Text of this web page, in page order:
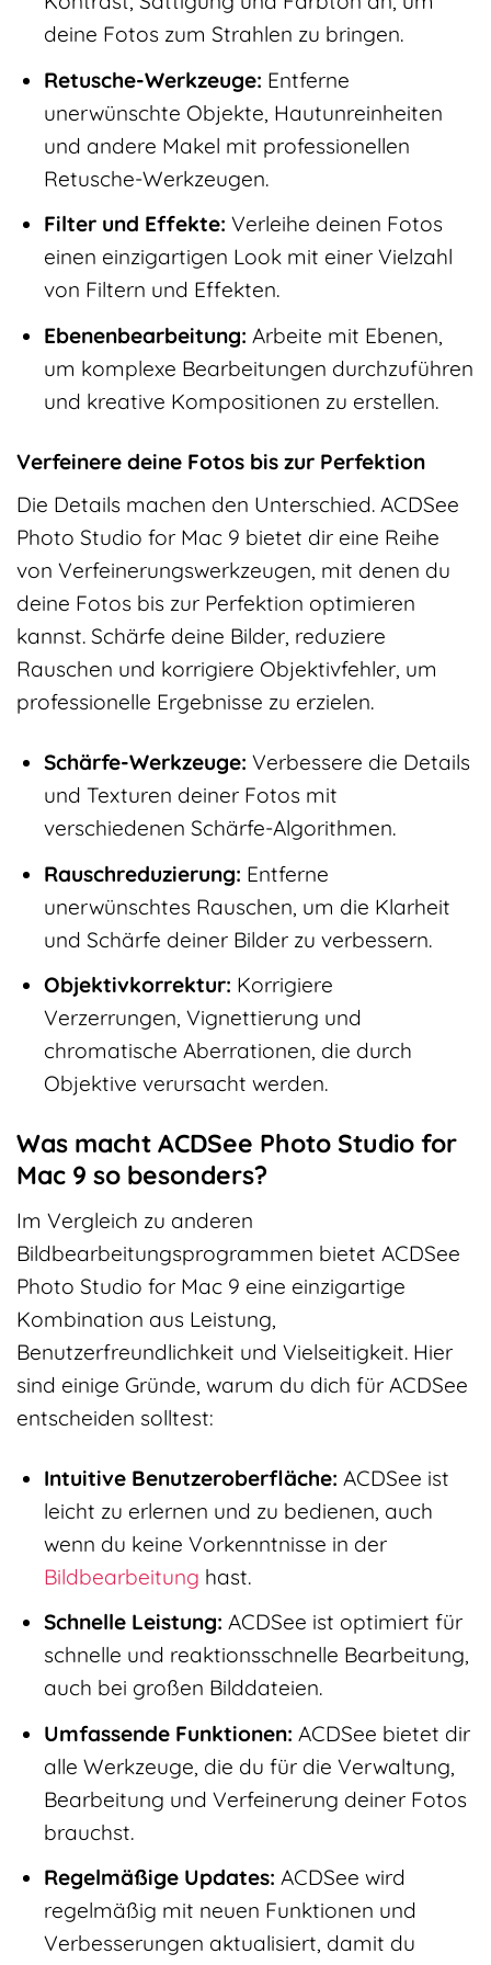
deine Fotos zum Strahlen zu bringen.
Retusche-Werkzeuge: Entferne
unerwünschte Objekte, Hautunreinheiten
und andere Makel mit professionellen
Retusche-Werkzeugen.
Filter und Effekte: Verleihe deinen Fotos
einen einzigartigen Look mit einer Vielzahl
von Filtern und Effekten.
Ebenenbearbeitung: Arbeite mit Ebenen,
um komplexe Bearbeitungen durchzuführen
und kreative Kompositionen zu erstellen.
Verfeinere deine Fotos bis zur Perfektion
Die Details machen den Unterschied. ACDSee
Photo Studio for Mac 9 bietet dir eine Reihe
von Verfeinerungswerkzeugen, mit denen du
deine Fotos bis zur Perfektion optimieren
kannst. Schärfe deine Bilder, reduziere
Rauschen und korrigiere Objektivfehler, um
professionelle Ergebnisse zu erzielen.
Schärfe-Werkzeuge: Verbessere die Details
und Texturen deiner Fotos mit
verschiedenen Schärfe-Algorithmen.
Rauschreduzierung: Entferne
unerwünschtes Rauschen, um die Klarheit
und Schärfe deiner Bilder zu verbessern.
Objektivkorrektur: Korrigiere
Verzerrungen, Vignettierung und
chromatische Aberrationen, die durch
Objektive verursacht werden.
Was macht ACDSee Photo Studio for
Mac 9 so besonders?
Im Vergleich zu anderen
Bildbearbeitungsprogrammen bietet ACDSee
Photo Studio for Mac 9 eine einzigartige
Kombination aus Leistung,
Benutzerfreundlichkeit und Vielseitigkeit. Hier
sind einige Gründe, warum du dich für ACDSee
entscheiden solltest:
Intuitive Benutzeroberfläche: ACDSee ist
leicht zu erlernen und zu bedienen, auch
wenn du keine Vorkenntnisse in der
Bildbearbeitung hast.
Schnelle Leistung: ACDSee ist optimiert für
schnelle und reaktionsschnelle Bearbeitung,
auch bei großen Bilddateien.
Umfassende Funktionen: ACDSee bietet dir
alle Werkzeuge, die du für die Verwaltung,
Bearbeitung und Verfeinerung deiner Fotos
brauchst.
Regelmäßige Updates: ACDSee wird
regelmäßig mit neuen Funktionen und
Verbesserungen aktualisiert, damit du